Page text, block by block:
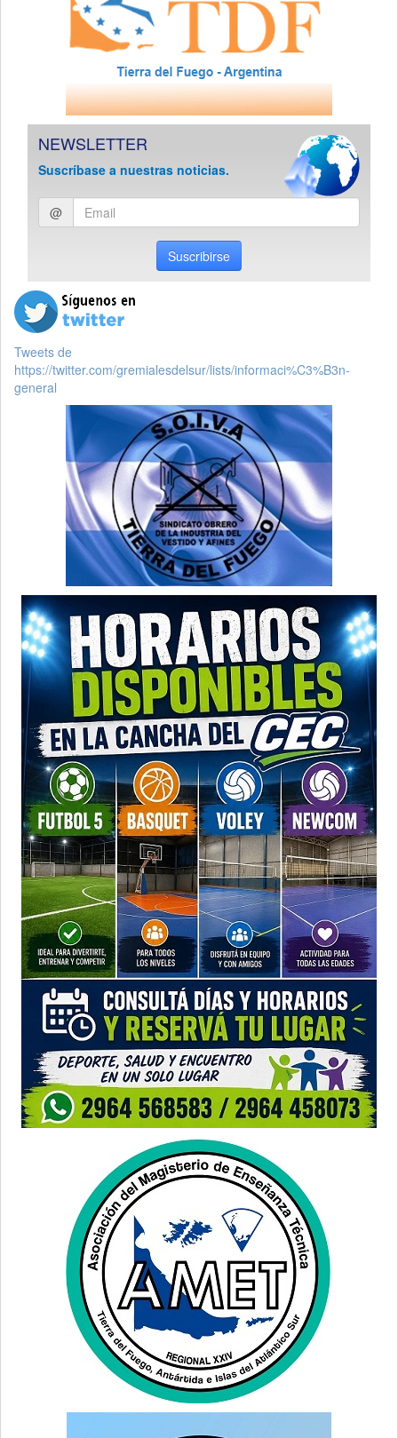
NEWSLETTER
Suscríbase a nuestras noticias.
Ingresar
email
@
Suscribirse
Tweets de
https://twitter.com/gremialesdelsur/lists/informaci%C3%B3n-
general